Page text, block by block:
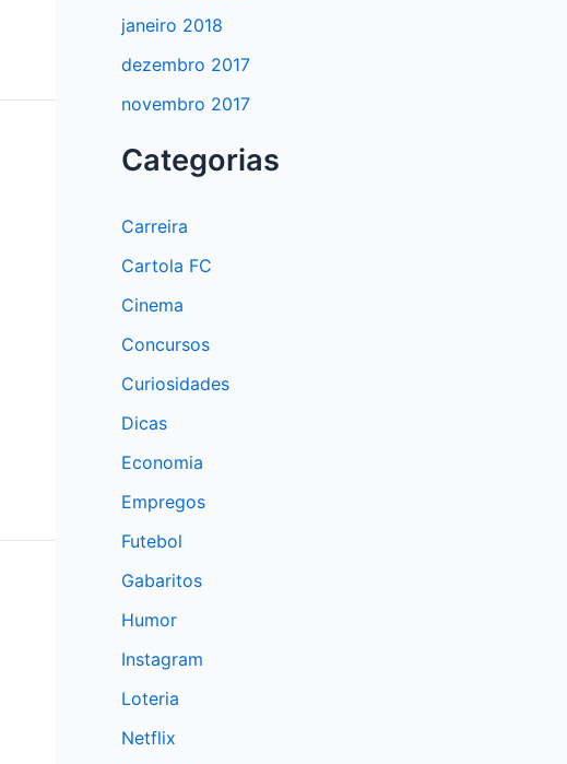
janeiro 2018
dezembro 2017
novembro 2017
Categorias
Carreira
Cartola FC
Cinema
Concursos
Curiosidades
Dicas
Economia
Empregos
Futebol
Gabaritos
Humor
Instagram
Loteria
Netflix